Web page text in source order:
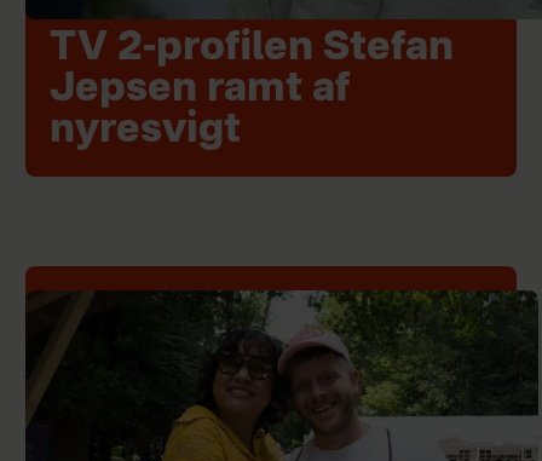
TV 2-profilen Stefan
Jepsen ramt af
nyresvigt